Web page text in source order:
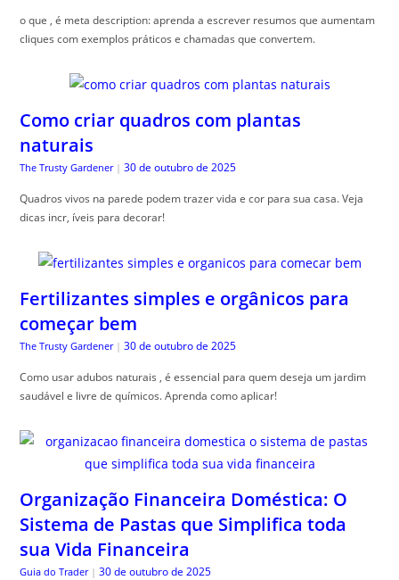
o que , é meta description: aprenda a escrever resumos que aumentam
cliques com exemplos práticos e chamadas que convertem.
Como criar quadros com plantas
naturais
The Trusty Gardener | 30 de outubro de 2025
Quadros vivos na parede podem trazer vida e cor para sua casa. Veja
dicas incr, íveis para decorar!
Fertilizantes simples e orgânicos para
começar bem
The Trusty Gardener | 30 de outubro de 2025
Como usar adubos naturais , é essencial para quem deseja um jardim
saudável e livre de químicos. Aprenda como aplicar!
Organização Financeira Doméstica: O
Sistema de Pastas que Simplifica toda
sua Vida Financeira
Guia do Trader | 30 de outubro de 2025